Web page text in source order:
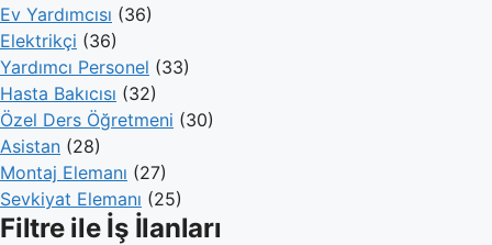
Ev Yardımcısı (36)
Elektrikçi (36)
Yardımcı Personel (33)
Hasta Bakıcısı (32)
Özel Ders Öğretmeni (30)
Asistan (28)
Montaj Elemanı (27)
Sevkiyat Elemanı (25)
Filtre ile İş İlanları